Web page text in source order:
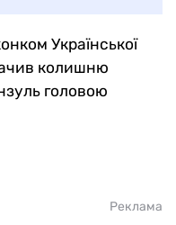
Української
колишню
головою
Реклама